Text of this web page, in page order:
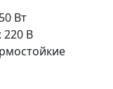
Вт
: 220 В